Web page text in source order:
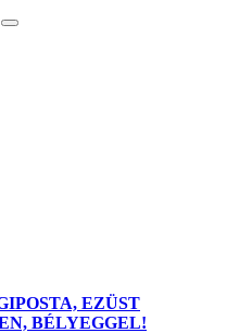
EZÜST
BÉLYEGGEL!